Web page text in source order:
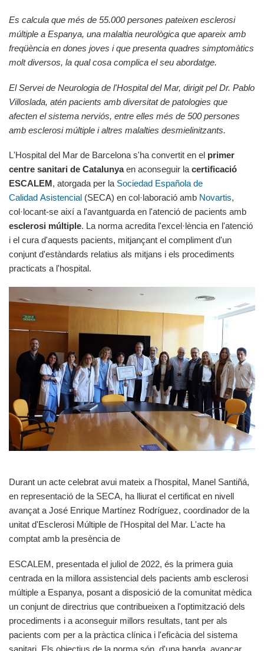
Es calcula que més de 55.000 persones pateixen esclerosi
múltiple a Espanya, una malaltia neurològica que apareix amb
freqüència en dones joves i que presenta quadres simptomàtics
molt diversos, la qual cosa complica el seu abordatge.
El Servei de Neurologia de l'Hospital del Mar, dirigit pel Dr. Pablo
Villoslada, atén pacients amb diversitat de patologies que
afecten el sistema nerviós, entre elles més de 500 persones
amb esclerosi múltiple i altres malalties desmielinitzants.
L'Hospital del Mar de Barcelona s'ha convertit en el primer
centre sanitari de Catalunyaen aconseguir la certificació
ESCALEM, atorgada per la Sociedad Española de
Calidad Asistencial (SECA) en col·laboració amb Novartis,
col·locant-se així a l'avantguarda en l'atenció de pacients amb
esclerosi múltiple. La norma acredita l'excel·lència en l'atenció
i el cura d'aquests pacients, mitjançant el compliment d'un
conjunt d'estàndards relatius als mitjans i els procediments
practicats a l'hospital.
Durant un acte celebrat avui mateix a l'hospital, Manel Santiñá,
en representació de la SECA, ha lliurat el certificat en nivell
avançat a José Enrique Martínez Rodríguez, coordinador de la
unitat d'Esclerosi Múltiple de l'Hospital del Mar. L'acte ha
comptat amb la presència de
ESCALEM, presentada el juliol de 2022, és la primera guia
centrada en la millora assistencial dels pacients amb esclerosi
múltiple a Espanya, posant a disposició de la comunitat mèdica
un conjunt de directrius que contribueixen a l'optimització dels
procediments i a aconseguir millors resultats, tant per als
pacients com per a la pràctica clínica i l'eficàcia del sistema
sanitari. Els objectius de la norma són, d'una banda, avançar